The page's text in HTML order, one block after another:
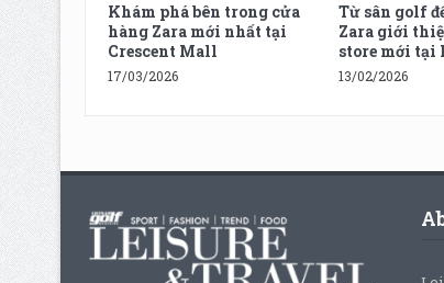
Khám phá bên trong cửa
hàng Zara mới nhất tại
Crescent Mall
17/03/2026
Từ sân golf
Zara giới
store mới tại
13/02/2026